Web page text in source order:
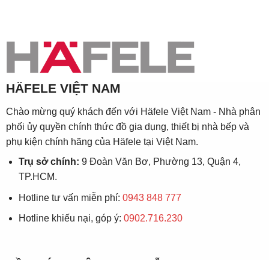
HÄFELE VIỆT NAM
Chào mừng quý khách đến với Häfele Việt Nam - Nhà phân
phối ủy quyền chính thức đồ gia dụng, thiết bị nhà bếp và
phụ kiện chính hãng của Häfele tại Việt Nam.
Trụ sở chính: 9 Đoàn Văn Bơ, Phường 13, Quận 4,
TP.HCM.
Hotline tư vấn miễn phí: 0943 848 777
Hotline khiếu nại, góp ý: 0902.716.230